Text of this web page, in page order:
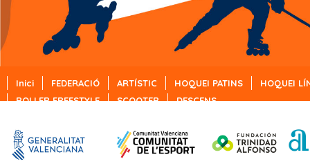
Inici FEDERACIÓ ARTÍSTIC HOQUEI PATINS
HOQUEI
ROLLER FREESTYLE
SCOOTER DESCENS